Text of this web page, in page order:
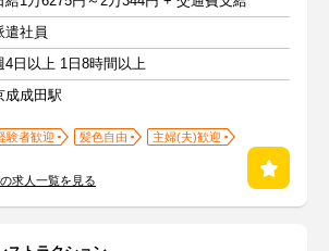
遣社員
4日以上 1日8時間以上
成成田駅
験者歓迎 髪色自由
主婦(夫)歓迎
求人一覧を見る